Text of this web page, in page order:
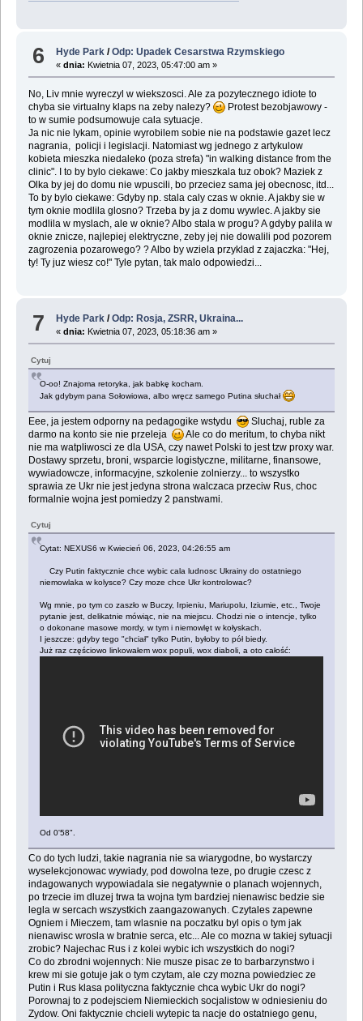
6 Hyde Park /Odp: Upadek Cesarstwa Rzymskiego
«dnia: Kwietnia 07, 2023, 05:47:00 am »
No, Liv mnie wyreczyl w wiekszosci. Ale za pozytecznego idiote to
chyba sie virtualny klaps na zeby nalezy?
Protest bezobjawowy -
to w sumie podsumowuje cala sytuacje.
Ja nic nie lykam, opinie wyrobilem sobie nie na podstawie gazet lecz
nagrania, policji i legislacji. Natomiast wg jednego z artykulow
kobieta mieszka niedaleko (poza strefa) "in walking distance from the
clinic". I to by bylo ciekawe: Co jakby mieszkala tuz obok? Maziek z
Olka by jej do domu nie wpuscili, bo przeciez sama jej obecnosc, itd...
To by bylo ciekawe: Gdyby np. stala caly czas w oknie. A jakby sie w
tym oknie modlila glosno? Trzeba by ja z domu wywlec. A jakby sie
modlila w myslach, ale w oknie? Albo stala w progu? A gdyby palila w
oknie znicze, najlepiej elektryczne, zeby jej nie dowalili pod pozorem
zagrozenia pozarowego? ? Albo by wziela przyklad z zajaczka: "Hej,
ty! Ty juz wiesz co!" Tyle pytan, tak malo odpowiedzi...
7 Hyde Park /Odp: Rosja, ZSRR, Ukraina...
«dnia: Kwietnia 07, 2023, 05:18:36 am »
Cytuj
O-oo! Znajoma retoryka, jak babkę kocham.
Jak gdybym pana Sołowiowa, albo wręcz samego Putina słuchał
Eee, ja jestem odporny na pedagogike wstydu
Sluchaj, ruble za
darmo na konto sie nie przeleja
Ale co do meritum, to chyba nikt
nie ma watpliwosci ze dla USA, czy nawet Polski to jest tzw proxy war.
Dostawy sprzetu, broni, wsparcie logistyczne, militarne, finansowe,
wywiadowcze, informacyjne, szkolenie zolnierzy... to wszystko
sprawia ze Ukr nie jest jedyna strona walczaca przeciw Rus, choc
formalnie wojna jest pomiedzy 2 panstwami.
Cytuj
Cytat: NEXUS6 w Kwiecień 06, 2023, 04:26:55 am
Czy Putin faktycznie chce wybic cala ludnosc Ukrainy do ostatniego
niemowlaka w kolysce? Czy moze chce Ukr kontrolowac?
Wg mnie, po tym co zaszło w Buczy, Irpieniu, Mariupolu, Iziumie, etc., Twoje
pytanie jest, delikatnie mówiąc, nie na miejscu. Chodzi nie o intencje, tylko
o dokonane masowe mordy, w tym i niemowlęt w kołyskach.
I jeszcze: gdyby tego "chciał" tylko Putin, byłoby to pół biedy.
Już raz częściowo linkowałem wox populi, wox diaboli, a oto całość:
Od 0'58".
Co do tych ludzi, takie nagrania nie sa wiarygodne, bo wystarczy
wyselekcjonowac wywiady, pod dowolna teze, po drugie czesc z
indagowanych wypowiadala sie negatywnie o planach wojennych,
po trzecie im dluzej trwa ta wojna tym bardziej nienawisc bedzie sie
legla w sercach wszystkich zaangazowanych. Czytales zapewne
Ogniem i Mieczem, tam wlasnie na poczatku byl opis o tym jak
nienawisc wrosla w bratnie serca, etc... Ale co mozna w takiej sytuacji
zrobic? Najechac Rus i z kolei wybic ich wszystkich do nogi?
Co do zbrodni wojennych: Nie musze pisac ze to barbarzynstwo i
krew mi sie gotuje jak o tym czytam, ale czy mozna powiedziec ze
Putin i Rus klasa polityczna faktycznie chca wybic Ukr do nogi?
Porownaj to z podejsciem Niemieckich socjalistow w odniesieniu do
Zydow. Oni faktycznie chcieli wytepic ta nacje do ostatniego genu,